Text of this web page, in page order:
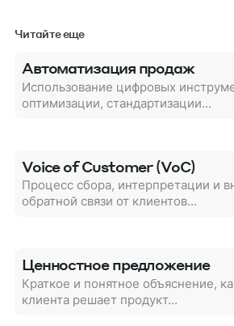
Читайте еще
Автоматизация продаж
Использование цифровых
оптимизации, стандартизации...
Voice of Customer (VoC)
Процесс сбора, интерпретации и
обратной связи от клиентов...
Ценностное предложение
Краткое и понятное объяснение,
клиента решает продукт...